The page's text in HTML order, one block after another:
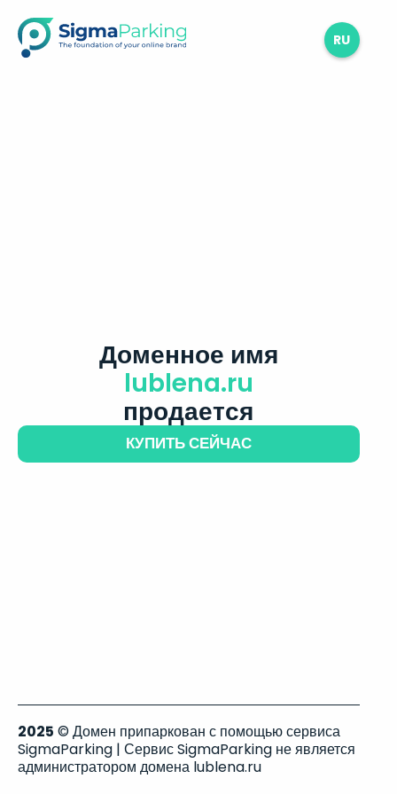
RU
Доменное имя
lublena.ru
продается
КУПИТЬ СЕЙЧАС
2025 © Домен припаркован с помощью сервиса
SigmaParking | Сервис SigmaParking не является
администратором домена lublena.ru